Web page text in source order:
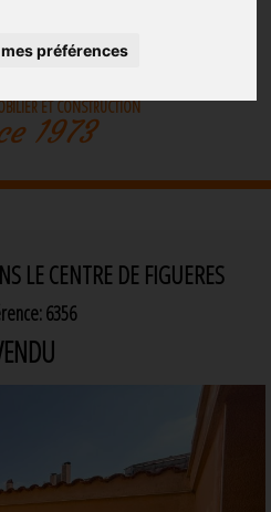
préférences
ET CONSTRUCTION
1973
LE CENTRE DE FIGUERES
6356